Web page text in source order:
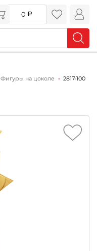
0
Фигуры на цоколе
2817-100